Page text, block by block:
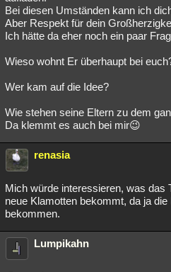
Bei diesen Umständen kann ich
Aber Respekt für dein
Ich hätte da eher noch ein paar
Wieso wohnt Er überhaupt bei
Wer kam auf die Idee?
Wie stehen seine Eltern zu dem
Da klemmt es auch bei mir😉
renasia
Mich würde interessieren, was das
neue Klamotten bekommt, da ja
bekommen.
Lumpikahn